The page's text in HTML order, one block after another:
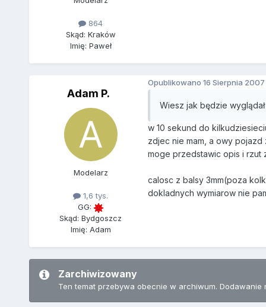
864
Skąd: Kraków
Imię: Paweł
Adam P.
Modelarz
1,6 tys.
GG:
Skąd: Bydgoszcz
Imię: Adam
Opublikowano 16 Sierpnia 2007
Wiesz jak będzie
w 10 sekund do
zdjec nie mam, a owy pojazd
moge przedstawic opis i rzut
calosc z balsy 3mm(poza
dokladnych wymiarow nie
Zarchiwizowany
Ten temat przebywa obecnie w archiwum. Dodawanie